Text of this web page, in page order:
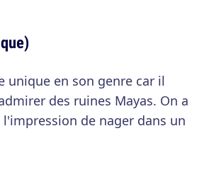
unique en son genre car il
des ruines Mayas. On a
de nager dans un